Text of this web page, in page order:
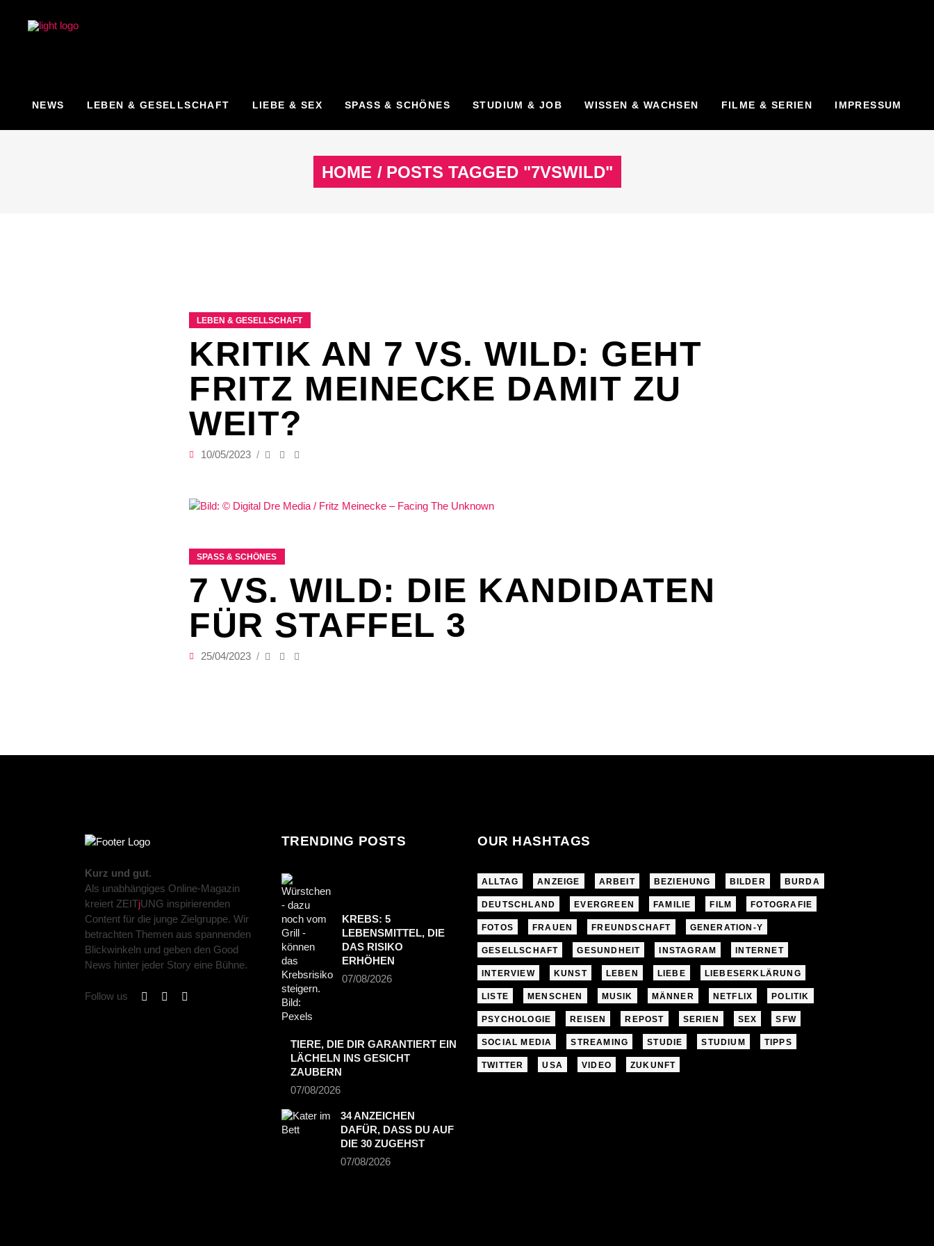
NEWS LEBEN & GESELLSCHAFT LIEBE & SEX SPASS & SCHÖNES STUDIUM & JOB WISSEN & WACHSEN FILME & SERIEN IMPRESSUM
HOME / POSTS TAGGED "7VSWILD"
LEBEN & GESELLSCHAFT
KRITIK AN 7 VS. WILD: GEHT
FRITZ MEINECKE DAMIT ZU
WEIT?
10/05/2023
SPASS & SCHÖNES
7 VS. WILD: DIE KANDIDATEN
FÜR STAFFEL 3
25/04/2023
Kurz und gut.
Als unabhängiges Online-Magazin
kreiert ZEITjUNG inspirierenden
Content für die junge Zielgruppe. Wir
betrachten Themen aus spannenden
Blickwinkeln und geben den Good
News hinter jeder Story eine Bühne.
Follow us
TRENDING POSTS
KREBS: 5
LEBENSMITTEL, DIE
DAS RISIKO
ERHÖHEN
07/08/2026
TIERE, DIE DIR GARANTIERT EIN
LÄCHELN INS GESICHT
ZAUBERN
07/08/2026
34 ANZEICHEN
DAFÜR, DASS DU AUF
DIE 30 ZUGEHST
07/08/2026
OUR HASHTAGS
ALLTAG ANZEIGE ARBEIT BEZIEHUNG BILDER BURDA
DEUTSCHLAND EVERGREEN FAMILIE FILM FOTOGRAFIE
FOTOS FRAUEN FREUNDSCHAFT GENERATION-Y
GESELLSCHAFT GESUNDHEIT INSTAGRAM INTERNET
INTERVIEW KUNST LEBEN LIEBE LIEBESERKLÄRUNG
LISTE MENSCHEN MUSIK MÄNNER NETFLIX POLITIK
PSYCHOLOGIE REISEN REPOST SERIEN SEX SFW
SOCIAL MEDIA STREAMING STUDIE STUDIUM TIPPS
TWITTER USA VIDEO ZUKUNFT